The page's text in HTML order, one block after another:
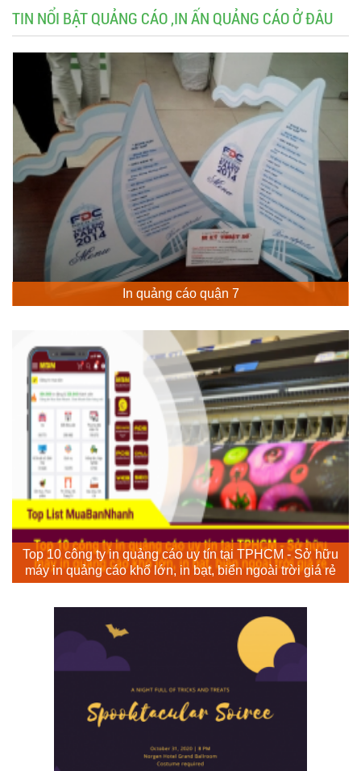
TIN NỔI BẬT QUẢNG CÁO ,IN ẤN QUẢNG CÁO Ở ĐÂU
In quảng cáo quận 7
Top 10 công ty in quảng cáo uy tín tại TPHCM - Sở hữu
máy in quảng cáo khổ lớn, in bạt, biển ngoài trời giá rẻ